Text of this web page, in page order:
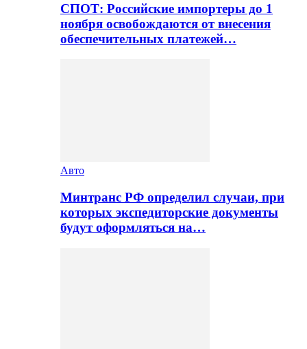
СПОТ: Российские импортеры до 1
ноября освобождаются от внесения
обеспечительных платежей…
Авто
Минтранс РФ определил случаи, при
которых экспедиторские документы
будут оформляться на…